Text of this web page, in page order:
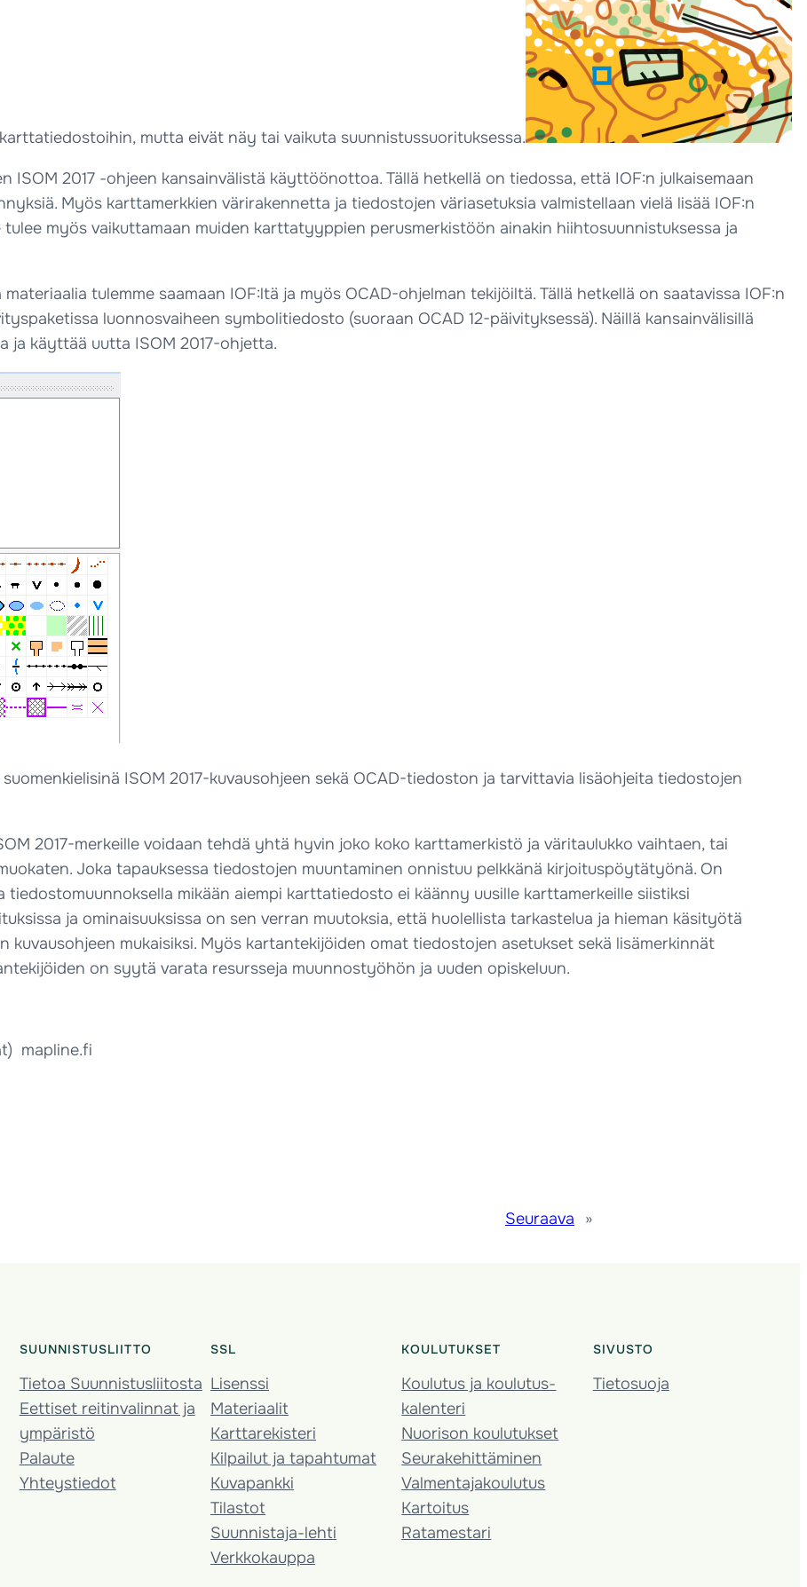
mutta eivät näy tai vaikuta suunnistussuorituksessa.
ISOM 2017 -ohjeen kansainvälistä käyttöönottoa. Tällä hetkellä on tiedossa, että IOF:n julkaisemaan
Myös karttamerkkien värirakennetta ja tiedostojen väriasetuksia valmistellaan vielä lisää IOF:n
myös vaikuttamaan muiden karttatyyppien perusmerkistöön ainakin hiihtosuunnistuksessa ja
tulemme saamaan IOF:ltä ja myös OCAD-ohjelman tekijöiltä. Tällä hetkellä on saatavissa IOF:n
luonnosvaiheen symbolitiedosto (suoraan OCAD 12-päivityksessä). Näillä kansainvälisillä
ja käyttää uutta ISOM 2017-ohjetta.
ISOM 2017-kuvausohjeen sekä OCAD-tiedoston ja tarvittavia lisäohjeita tiedostojen
2017-merkeille voidaan tehdä yhtä hyvin joko koko karttamerkistö ja väritaulukko vaihtaen, tai
Joka tapauksessa tiedostojen muuntaminen onnistuu pelkkänä kirjoituspöytätyönä. On
mikään aiempi karttatiedosto ei käänny uusille karttamerkeille siistiksi
ja ominaisuuksissa on sen verran muutoksia, että huolellista tarkastelua ja hieman käsityötä
mukaisiksi. Myös kartantekijöiden omat tiedostojen asetukset sekä lisämerkinnät
on syytä varata resursseja muunnostyöhön ja uuden opiskeluun.
mapline.fi
Seuraava »
SUUNNISTUSLIITTO
Tietoa Suunnistusliitosta
Eettiset reitinvalinnat ja
ympäristö
Palaute
Yhteystiedot
SSL
Lisenssi
Materiaalit
Karttarekisteri
Kilpailut ja tapahtumat
Kuvapankki
Tilastot
Suunnistaja-lehti
Verkkokauppa
KOULUTUKSET
Koulutus ja koulutus­
kalenteri
Nuorison koulutukset
Seura­kehittäminen
Valmentaja­koulutus
Kartoitus
Ratamestari
SIVUSTO
Tietosuoja